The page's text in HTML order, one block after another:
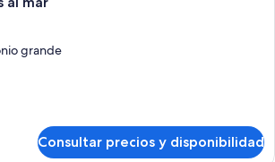
grande
Consultar precios y disponibilidad